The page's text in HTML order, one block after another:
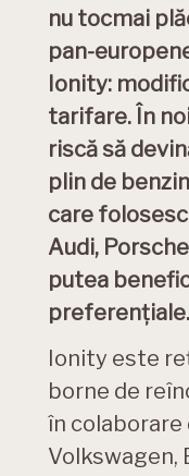
nu tocmai
pan-
Ionity:
tarifare. În
riscă să
plin de
care
Audi,
putea
preferențiale.
Ionity este
borne de
în colaborare
Volkswagen,